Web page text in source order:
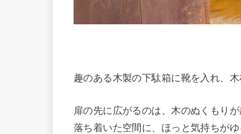
趣のある木製の下駄箱に靴を入れ、
扉の先に広がるのは、木のぬくもり
落ち着いた空間に、ほっと気持ちがゆ